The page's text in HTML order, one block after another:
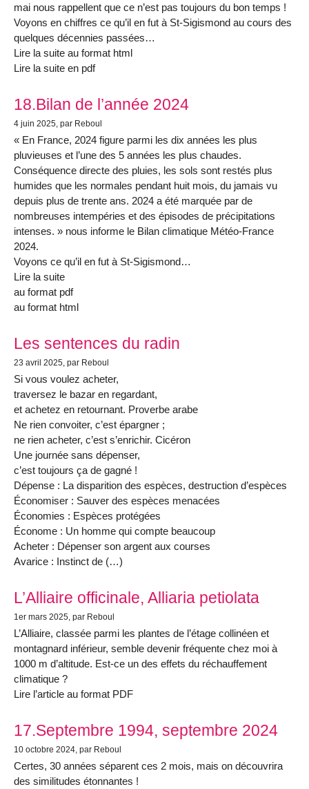
mai nous rappellent que ce n’est pas toujours du bon temps !
Voyons en chiffres ce qu’il en fut à St-Sigismond au cours des
quelques décennies passées…
Lire la suite au format html
Lire la suite en pdf
18.Bilan de l’année 2024
4 juin 2025 , par Reboul
« En France, 2024 figure parmi les dix années les plus
pluvieuses et l’une des 5 années les plus chaudes.
Conséquence directe des pluies, les sols sont restés plus
humides que les normales pendant huit mois, du jamais vu
depuis plus de trente ans. 2024 a été marquée par de
nombreuses intempéries et des épisodes de précipitations
intenses. » nous informe le Bilan climatique Météo-France
2024.
Voyons ce qu’il en fut à St-Sigismond…
Lire la suite
au format pdf
au format html
Les sentences du radin
23 avril 2025 , par Reboul
Si vous voulez acheter,
traversez le bazar en regardant,
et achetez en retournant. Proverbe arabe
Ne rien convoiter, c’est épargner ;
ne rien acheter, c’est s’enrichir. Cicéron
Une journée sans dépenser,
c’est toujours ça de gagné !
Dépense : La disparition des espèces, destruction d’espèces
Économiser : Sauver des espèces menacées
Économies : Espèces protégées
Économe : Un homme qui compte beaucoup
Acheter : Dépenser son argent aux courses
Avarice : Instinct de (…)
L’Alliaire officinale, Alliaria petiolata
1er mars 2025 , par Reboul
L’Alliaire, classée parmi les plantes de l’étage collinéen et
montagnard inférieur, semble devenir fréquente chez moi à
1000 m d’altitude. Est-ce un des effets du réchauffement
climatique ?
Lire l’article au format PDF
17.Septembre 1994, septembre 2024
10 octobre 2024 , par Reboul
Certes, 30 années séparent ces 2 mois, mais on découvrira
des similitudes étonnantes !